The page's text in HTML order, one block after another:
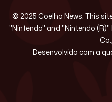
© 2025 Coelho News. This
"Nintendo" and "Nintendo
Desenvolvido com a